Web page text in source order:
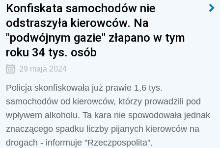
Konfiskata samochodów nie
odstraszyła kierowców. Na
"podwójnym gazie" złapano w tym
roku 34 tys. osób
29 maja 2024
Policja skonfiskowała już prawie 1,6 tys.
samochodów od kierowców, którzy prowadzili pod
wpływem alkoholu. Ta kara nie spowodowała jednak
znaczącego spadku liczby pijanych kierowców na
drogach - informuje "Rzeczpospolita".